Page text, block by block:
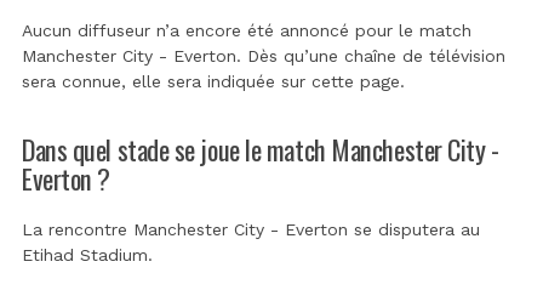
Aucun diffuseur n’a encore été annoncé pour le match
Manchester City - Everton. Dès qu’une chaîne de télévision
sera connue, elle sera indiquée sur cette page.
Dans quel stade se joue le match Manchester City -
Everton ?
La rencontre Manchester City - Everton se disputera au
Etihad Stadium.